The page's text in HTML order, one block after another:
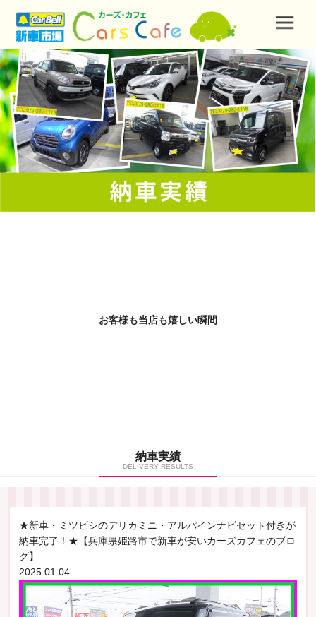
お客様も当店も嬉しい瞬間
納車実績
DELIVERY RESULTS
★新車・ミツビシのデリカミニ・アルパインナビセット付きが
納車完了！★【兵庫県姫路市で新車が安いカーズカフェのブロ
グ】
2025.01.04